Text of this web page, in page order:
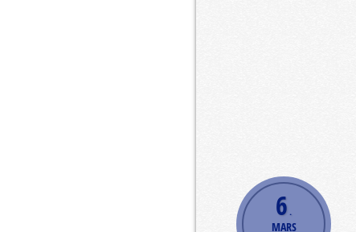
6.
MARS